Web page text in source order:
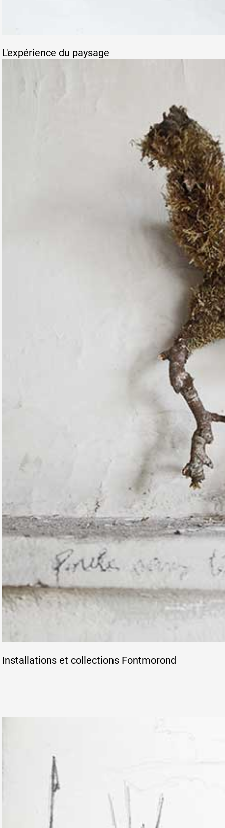
L'expérience du paysage
Installations et collections Fontmorond